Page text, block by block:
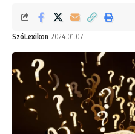
SzóLexikon 2024.01.07.